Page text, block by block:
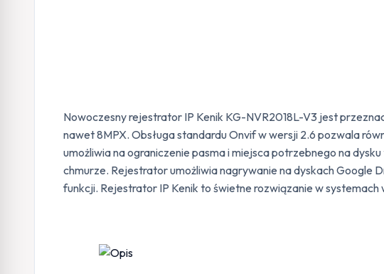
Nowoczesny rejestrator IP Kenik KG-NVR2018L-V3 jest
nawet 8MPX. Obsługa standardu Onvif w wersji 2.6 pozwala
umożliwia na ograniczenie pasma i miejsca potrzebnego na
chmurze. Rejestrator umożliwia nagrywanie na dyskach Google
funkcji. Rejestrator IP Kenik to świetne rozwiązanie w